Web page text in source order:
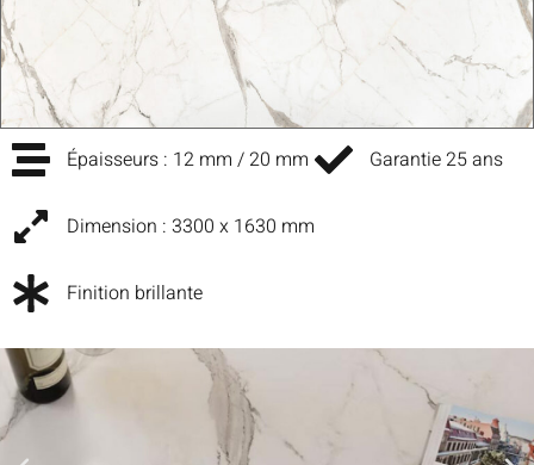
Épaisseurs : 12 mm / 20 mm
Dimension : 3300 x 1630 mm
Finition brillante
Garantie 25 ans